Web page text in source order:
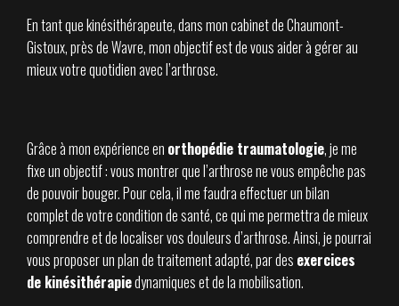
En tant que kinésithérapeute, dans mon cabinet de Chaumont-
Gistoux, près de Wavre, mon objectif est de vous aider à gérer au
mieux votre quotidien avec l’arthrose.
Grâce à mon expérience en orthopédie traumatologie, je me
fixe un objectif : vous montrer que l’arthrose ne vous empêche pas
de pouvoir bouger. Pour cela, il me faudra effectuer un bilan
complet de votre condition de santé, ce qui me permettra de mieux
comprendre et de localiser vos douleurs d’arthrose. Ainsi, je pourrai
vous proposer un plan de traitement adapté, par des exercices
de kinésithérapiedynamiques et de la mobilisation.